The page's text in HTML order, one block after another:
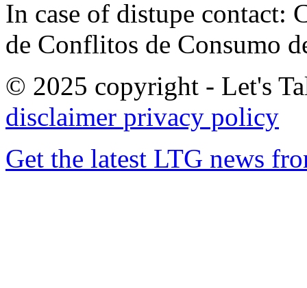
In case of distupe contact:
de Conflitos de Consumo
© 2025 copyright - Let's
disclaimer privacy policy
Get the latest LTG news